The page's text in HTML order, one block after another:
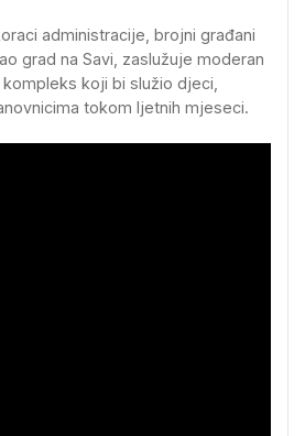
administracije, brojni građani
grad na Savi, zaslužuje moderan
koji bi služio djeci,
tokom ljetnih mjeseci.